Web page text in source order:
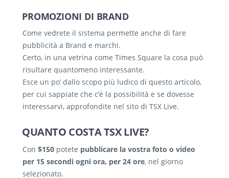
PROMOZIONI DI BRAND
Come vedrete il sistema permette anche di fare
pubblicità a Brand e marchi.
Certo, in una vetrina come Times Square la cosa può
risultare quantomeno interessante.
Esce un po’ dallo scopo più ludico di questo articolo,
per cui sappiate che c’è la possibilità e se dovesse
interessarvi, approfondite nel sito di TSX Live.
QUANTO COSTA TSX LIVE?
Con $150 potete pubblicare la vostra foto o video
per 15 secondi ogni ora, per 24 ore, nel giorno
selezionato.